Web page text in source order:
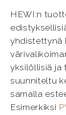
HEWI:n
yhdistettynä
yksilöllisiä ja
suunniteltu
samalla
Esimerkiksi